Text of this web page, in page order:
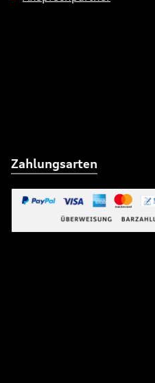
Bild 2
Zahlungsarten